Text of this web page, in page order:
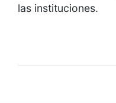
las instituciones.